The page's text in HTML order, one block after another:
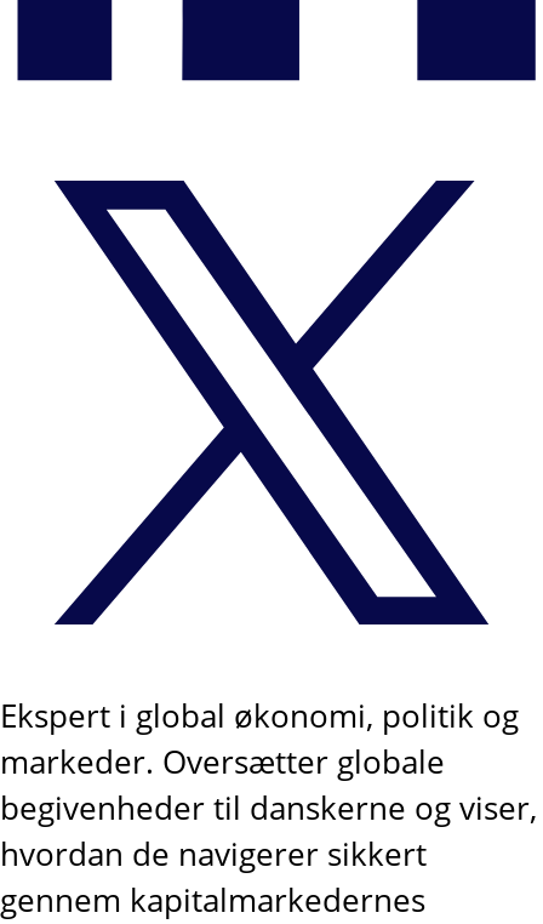
Ekspert i global økonomi, politik og
markeder. Oversætter globale
begivenheder til danskerne og viser,
hvordan de navigerer sikkert
gennem kapitalmarkedernes